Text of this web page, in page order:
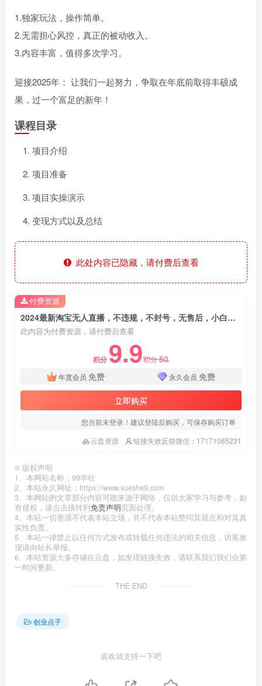
1.独家玩法，操作简单。
2.无需担心风控，真正的被动收入。
3.内容丰富，值得多次学习。
迎接2025年： 让我们一起努力，争取在年底前取得丰硕成
果，过一个富足的新年！
课程目录
项目介绍
项目准备
项目实操演示
变现方式以及总结
此处内容已隐藏，请付费后查看
2024最新淘宝无人直播，不违规，不封号，无售后，小白也能轻松月入3W+
此内容为付费资源，请付费后查看
积分 9.9积分50
年度会员 免费 永久会员 免费
立即购买
您当前未登录！建议登陆后购买，可保存购买订单
云盘资源
链接失效反馈微信：17171085231
付费资源
© 版权声明
1、本网站名称：99学社
2、本站永久网址：https://www.xueshe9.com
3、本网站的文章部分内容可能来源于网络，仅供大家学习与参考，如
有侵权，请点击跳转到免责声明页面处理。
4、本站一切资源不代表本站立场，并不代表本站赞同其观点和对其真
实性负责。
5、本站一律禁止以任何方式发布或转载任何违法的相关信息，访客发
现请向站长举报。
6、本站资源大多存储在云盘，如发现链接失效，请联系我们我们会第
一时间更新。
THE END
创业点子
喜欢就支持一下吧